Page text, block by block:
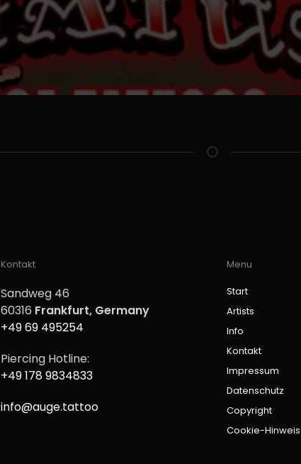
Kontakt
Sandweg 46
60316 Frankfurt, Germany
+49 69 495254
Piercing Hotline:
+49 178 9834833
info@auge.tattoo
Menu
Start
Artists
Info
Kontakt
Impressum
Datenschutz
Copyright
Cookie-Hinweis